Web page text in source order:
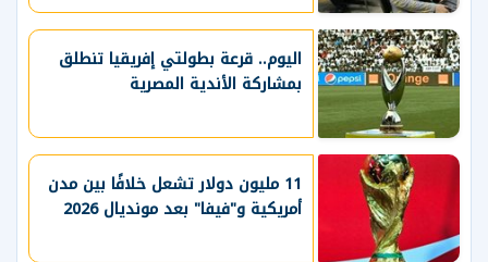
اليوم.. قرعة بطولتي إفريقيا تنطلق
بمشاركة الأندية المصرية
11 مليون دولار تشعل خلافًا بين مدن
أمريكية و"فيفا" بعد مونديال 2026